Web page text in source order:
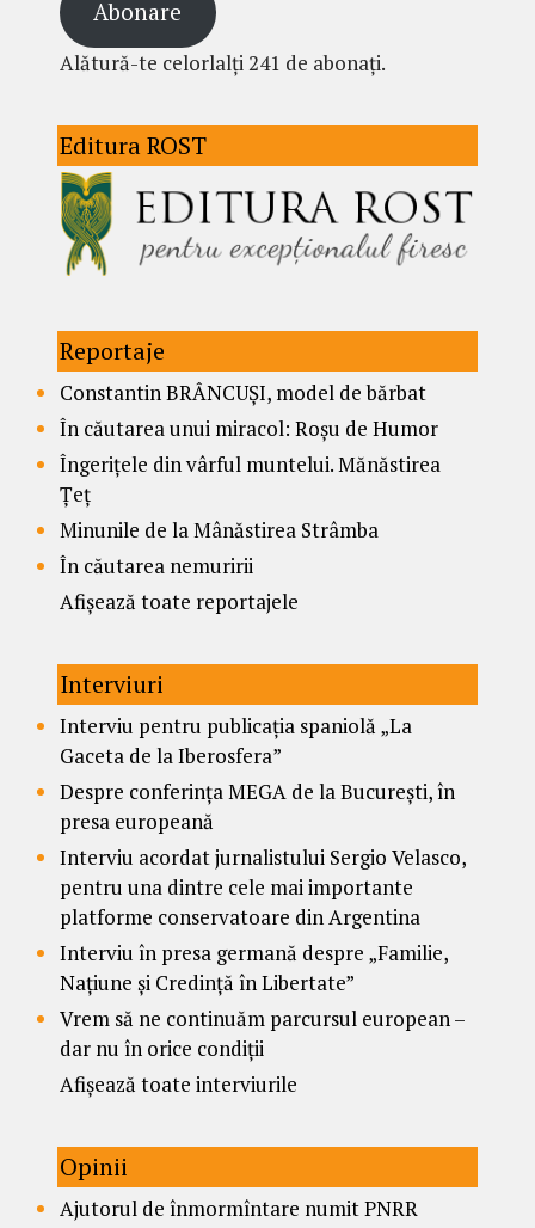
Abonare
Alătură-te celorlalți 241 de abonați.
Editura ROST
Reportaje
Constantin BRÂNCUȘI, model de bărbat
În căutarea unui miracol: Roșu de Humor
Îngerițele din vârful muntelui. Mănăstirea
Țeț
Minunile de la Mânăstirea Strâmba
În căutarea nemuririi
Afișează toate reportajele
Interviuri
Interviu pentru publicația spaniolă „La
Gaceta de la Iberosfera”
Despre conferința MEGA de la București, în
presa europeană
Interviu acordat jurnalistului Sergio Velasco,
pentru una dintre cele mai importante
platforme conservatoare din Argentina
Interviu în presa germană despre „Familie,
Națiune și Credință în Libertate”
Vrem să ne continuăm parcursul european –
dar nu în orice condiții
Afișează toate interviurile
Opinii
Ajutorul de înmormîntare numit PNRR